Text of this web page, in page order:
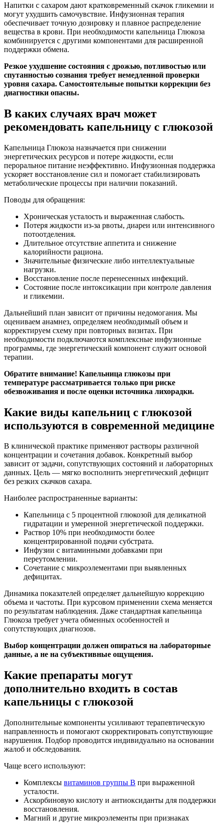
Напитки с сахаром дают кратковременный скачок гликемии и
могут ухудшить самочувствие. Инфузионная терапия
обеспечивает точную дозировку и плавное распределение
вещества в крови. При необходимости капельница Глюкоза
комбинируется с другими компонентами для расширенной
поддержки обмена.
Резкое ухудшение состояния с дрожью, потливостью или
спутанностью сознания требует немедленной проверки
уровня сахара. Самостоятельные попытки коррекции без
диагностики опасны.
В каких случаях врач может
рекомендовать капельницу с глюкозой
Капельница Глюкоза назначается при снижении
энергетических ресурсов и потере жидкости, если
пероральное питание неэффективно. Инфузионная поддержка
ускоряет восстановление сил и помогает стабилизировать
метаболические процессы при наличии показаний.
Поводы для обращения:
Хроническая усталость и выраженная слабость.
Потеря жидкости из-за рвоты, диареи или интенсивного
потоотделения.
Длительное отсутствие аппетита и снижение
калорийности рациона.
Значительные физические либо интеллектуальные
нагрузки.
Восстановление после перенесенных инфекций.
Состояние после интоксикации при контроле давления
и гликемии.
Дальнейший план зависит от причины недомогания. Мы
оцениваем анамнез, определяем необходимый объем и
корректируем схему при повторных визитах. При
необходимости подключаются комплексные инфузионные
программы, где энергетический компонент служит основой
терапии.
Обратите внимание! Капельница глюкозы при
температуре рассматривается только при риске
обезвоживания и после оценки источника лихорадки.
Какие виды капельниц с глюкозой
используются в современной медицине
В клинической практике применяют растворы различной
концентрации и сочетания добавок. Конкретный выбор
зависит от задачи, сопутствующих состояний и лабораторных
данных. Цель — мягко восполнить энергетический дефицит
без резких скачков сахара.
Наиболее распространенные варианты:
Капельница с 5 процентной глюкозой для деликатной
гидратации и умеренной энергетической поддержки.
Раствор 10% при необходимости более
концентрированной подачи субстрата.
Инфузии с витаминными добавками при
переутомлении.
Сочетание с микроэлементами при выявленных
дефицитах.
Динамика показателей определяет дальнейшую коррекцию
объема и частоты. При курсовом применении схема меняется
по результатам наблюдения. Даже стандартная капельница
Глюкоза требует учета обменных особенностей и
сопутствующих диагнозов.
Выбор концентрации должен опираться на лабораторные
данные, а не на субъективные ощущения.
Какие препараты могут
дополнительно входить в состав
капельницы с глюкозой
Дополнительные компоненты усиливают терапевтическую
направленность и помогают скорректировать сопутствующие
нарушения. Подбор проводится индивидуально на основании
жалоб и обследования.
Чаще всего используют:
Комплексы витаминов группы B при выраженной
усталости.
Аскорбиновую кислоту и антиоксиданты для поддержки
восстановления.
Магний и другие микроэлементы при признаках